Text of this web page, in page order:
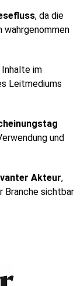
, da die
wahrgenommen
im
Leitmediums
und
Akteur,
Branche sichtbar